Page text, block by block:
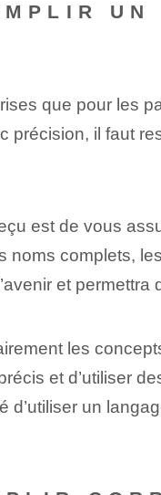
UN
que pour les
il faut
est de vous
complets,
et
les
et d’utiliser
un